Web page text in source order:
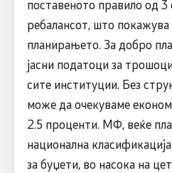
поставеното правило од 3
ребалансот, што покажува
планирањето. За добро
јасни податоци за
сите институции. Без
може да очекуваме
2.5 проценти. МФ, веќе
национална
за буџети, во насока на